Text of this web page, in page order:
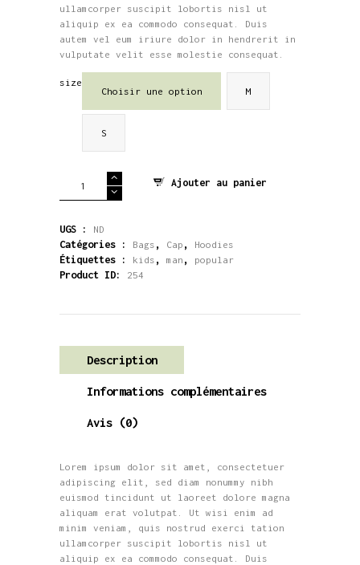
ullamcorper suscipit lobortis nisl ut
aliquip ex ea commodo consequat. Duis
autem vel eum iriure dolor in hendrerit in
vulputate velit esse molestie consequat.
size
Choisir une option
M
S
T-
Shirt
Ajouter au panier
UGS : ND
Catégories : Bags , Cap , Hoodies
Étiquettes : kids , man , popular
Product ID: 254
Description
Informations complémentaires
Avis (0)
Lorem ipsum dolor sit amet, consectetuer
adipiscing elit, sed diam nonummy nibh
euismod tincidunt ut laoreet dolore magna
aliquam erat volutpat. Ut wisi enim ad
minim veniam, quis nostrud exerci tation
ullamcorper suscipit lobortis nisl ut
aliquip ex ea commodo consequat. Duis